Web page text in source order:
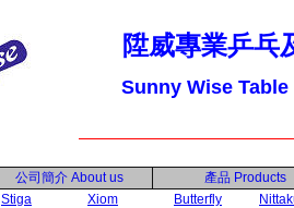
陞威專業乒乓
Sunny Wise
公司簡介 About us 產品 Products
Stiga Xiom Butterfly